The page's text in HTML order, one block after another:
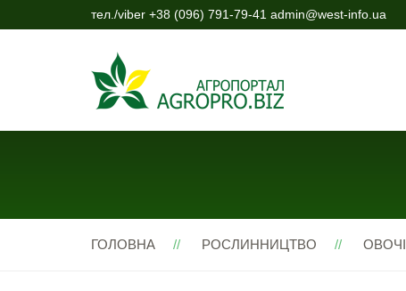
тел./viber +38 (096) 791-79-41 admin@west-info.ua
ГОЛОВНА РОСЛИННИЦТВО ОВОЧІ